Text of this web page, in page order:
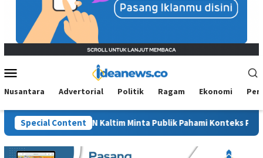
Menu
Nusantara Advertorial Politik Ragam Ekonomi
Special Content
PAN Kaltim Minta Publik Pahami Konteks Pidato Secara Utuh